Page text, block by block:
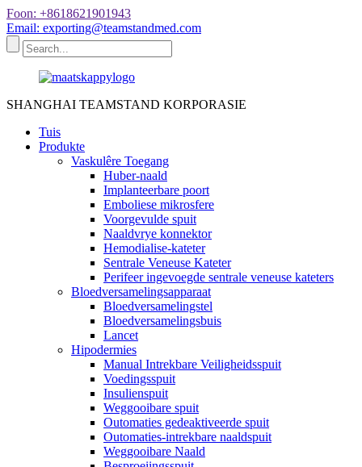
Foon: +8618621901943
Email: exporting@teamstandmed.com
SHANGHAI TEAMSTAND KORPORASIE
Tuis
Produkte
Vaskulêre Toegang
Huber-naald
Implanteerbare poort
Emboliese mikrosfere
Voorgevulde spuit
Naaldvrye konnektor
Hemodialise-kateter
Sentrale Veneuse Kateter
Perifeer ingevoegde sentrale veneuse kateters
Bloedversamelingsapparaat
Bloedversamelingstel
Bloedversamelingsbuis
Lancet
Hipodermies
Manual Intrekbare Veiligheidsspuit
Voedingsspuit
Insulienspuit
Weggooibare spuit
Outomaties gedeaktiveerde spuit
Outomaties-intrekbare naaldspuit
Weggooibare Naald